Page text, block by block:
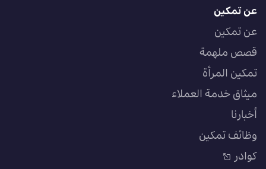
عن تمكين
عن تمكين
قصص ملهمة
تمكين المرأة
ميثاق خدمة العملاء
أخبارنا
وظائف تمكين
كوادر